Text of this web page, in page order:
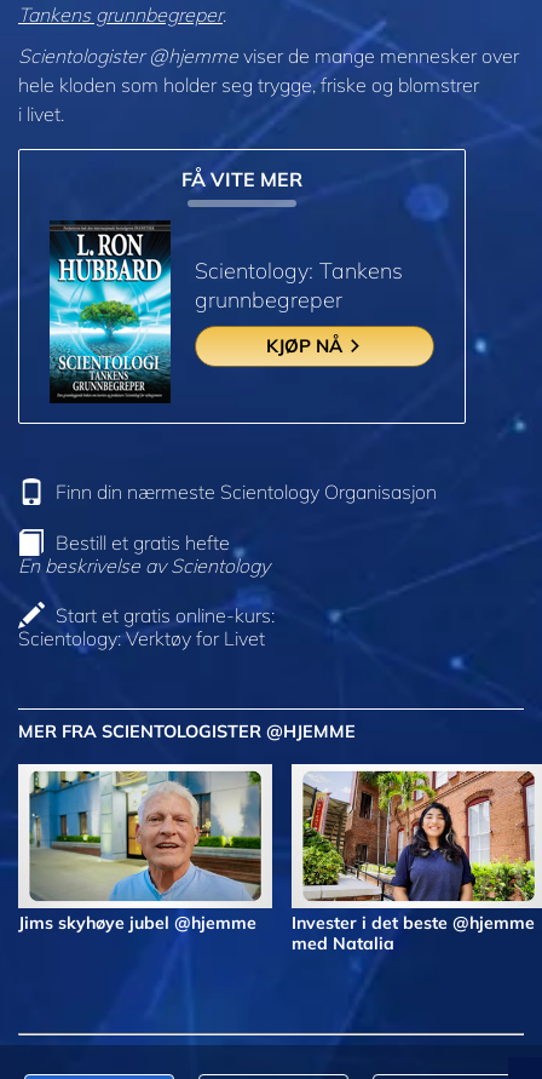
Tankens grunnbegreper.
Scientologister @hjemme viser de mange mennesker over
hele kloden som holder seg trygge, friske og blomstrer
i livet.
FÅ VITE MER
Scientology: Tankens
grunnbegreper
KJØP NÅ
Finn din nærmeste Scientology Organisasjon
Bestill et gratis hefte
En beskrivelse av Scientology
Start et gratis online-kurs:
Scientology: Verktøy for Livet
MER FRA SCIENTOLOGISTER @HJEMME
Jims skyhøye jubel @hjemme
Invester i det beste @hjemme
med Natalia